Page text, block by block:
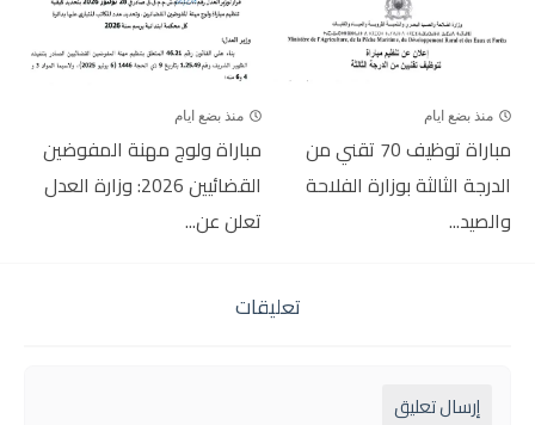
منذ بضع ايام
مباراة توظيف 70 تقني من
الدرجة الثالثة بوزارة الفلاحة
والصيد...
منذ بضع ايام
مباراة ولوج مهنة المفوضين
القضائيين 2026: وزارة العدل
تعلن عن...
تعليقات
إرسال تعليق